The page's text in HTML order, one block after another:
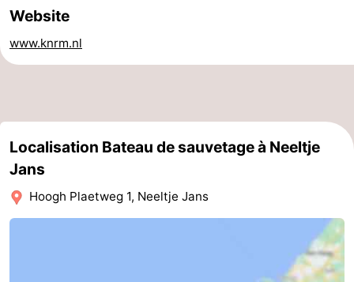
Terrains
de
-
Aires
intérieures
-
de
mini-
de
bien-
Villages
&
Nature
Website
www.knrm.nl
Localisation Bateau de sauvetage à Neeltje
Jans
Hoogh Plaetweg 1, Neeltje Jans